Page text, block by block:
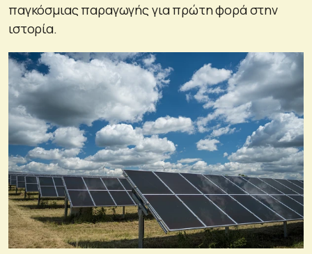
παγκόσμιας παραγωγής για πρώτη φορά στην
ιστορία.